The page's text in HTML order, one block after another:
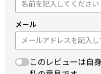
メール
このレビューは自